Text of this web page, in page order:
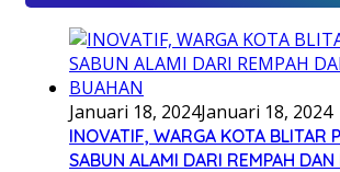
Januari 18, 2024Januari 18, 2024
INOVATIF, WARGA KOTA BLITAR
SABUN ALAMI DARI REMPAH